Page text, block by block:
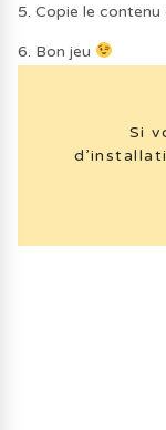
5. Copie le contenu
6. Bon jeu
Si